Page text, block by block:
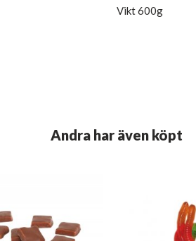
Vikt 600g
Andra har även köpt